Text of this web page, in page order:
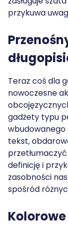
przykuwa
Teraz coś dla
nowoczesne
gadżety typu
tekst,
definicję i
zasobności
spośród